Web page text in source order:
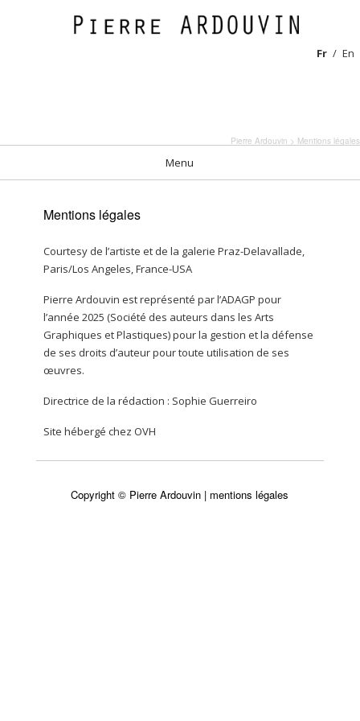
Fr En
Pierre Ardouvin > Mentions légales
Menu
Mentions légales
Courtesy de l’artiste et de la galerie Praz-Delavallade,
Paris/Los Angeles, France-USA
Pierre Ardouvin est représenté par l’ADAGP pour
l’année 2025 (Société des auteurs dans les Arts
Graphiques et Plastiques) pour la gestion et la défense
de ses droits d’auteur pour toute utilisation de ses
œuvres.
Directrice de la rédaction : Sophie Guerreiro
Site hébergé chez OVH
Copyright © Pierre Ardouvin | mentions légales